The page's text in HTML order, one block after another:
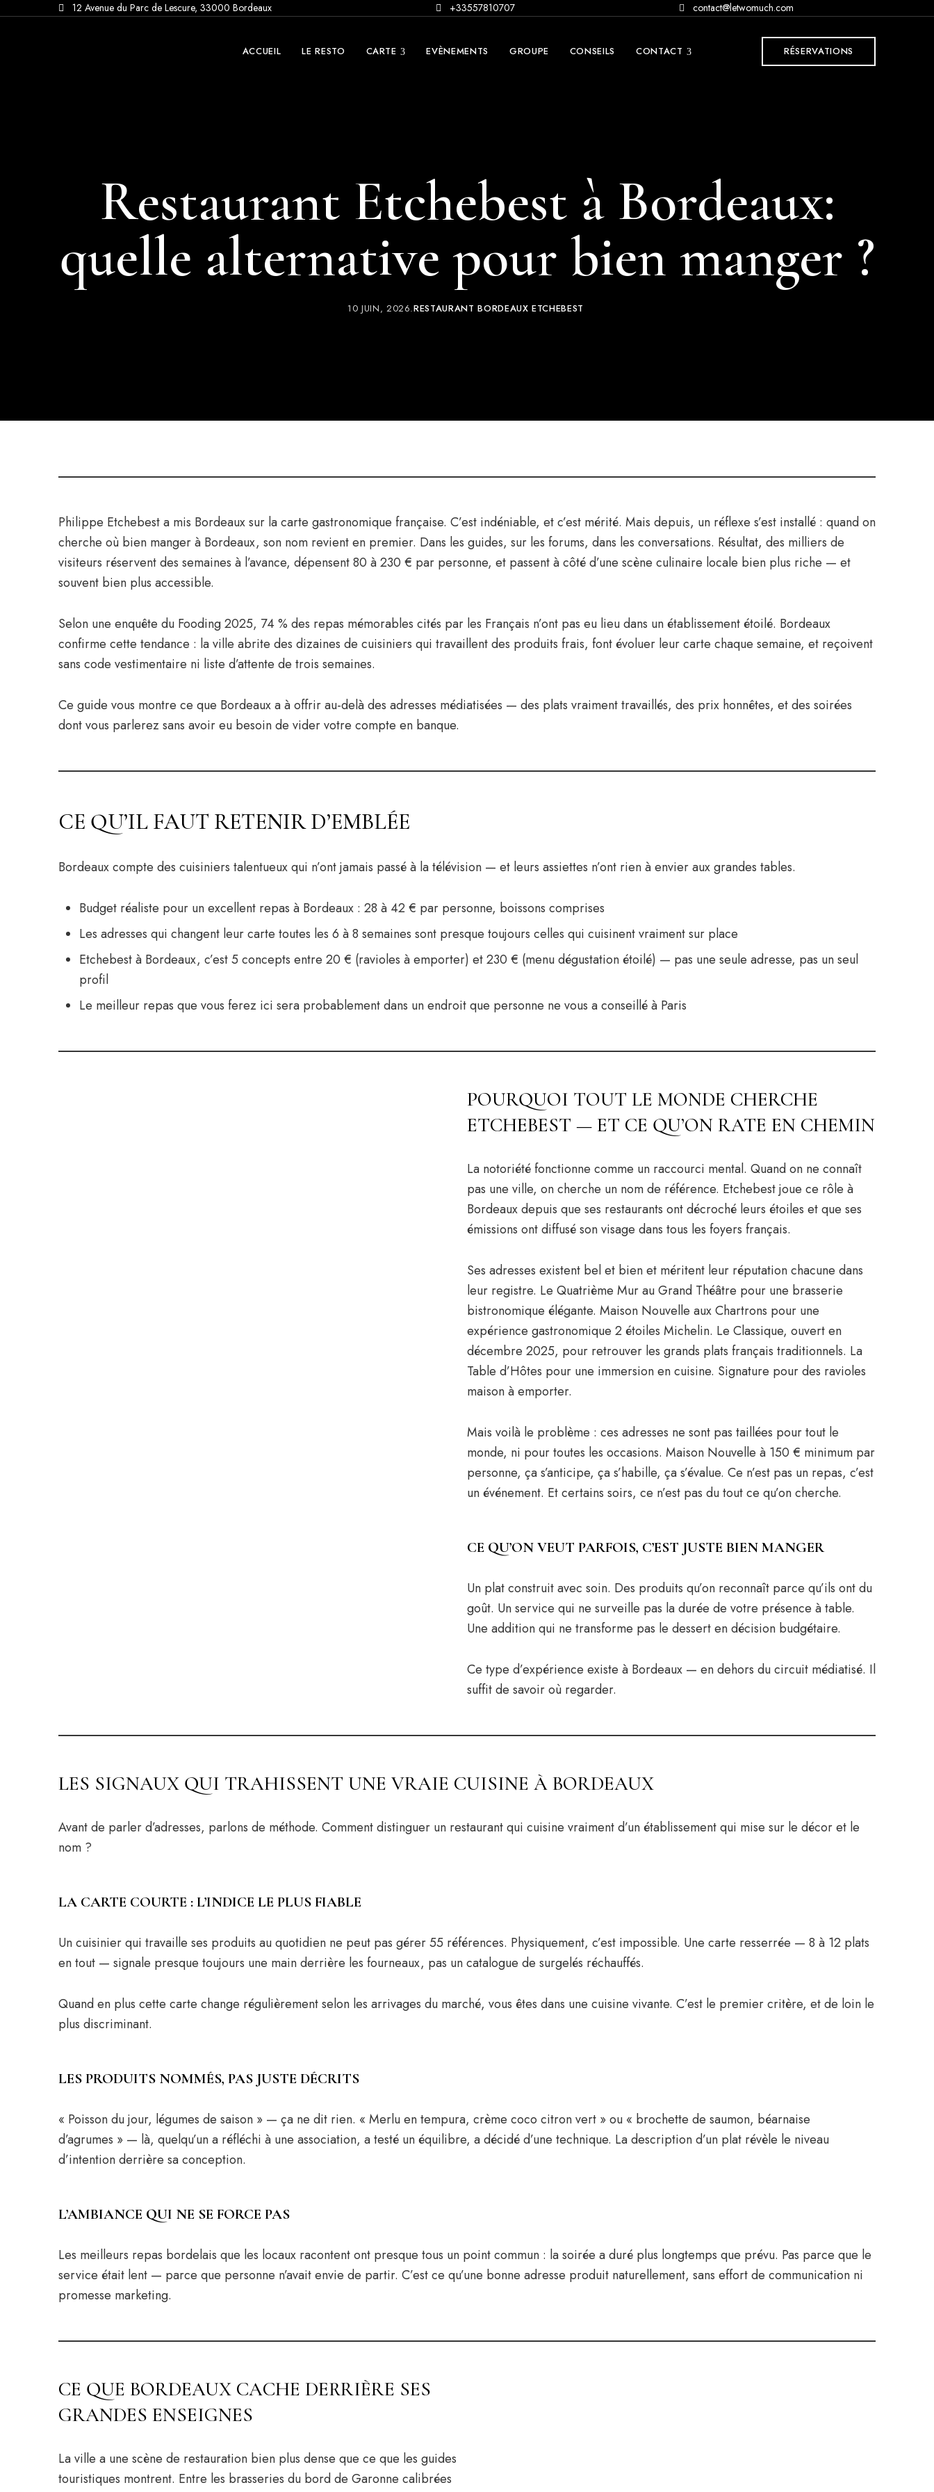
12 Avenue du Parc de Lescure, 33000 Bordeaux +33557810707 contact@letwomuch.com
ACCUEIL LE RESTO CARTE EVÈNEMENTS GROUPE CONSEILS CONTACT RÉSERVATIONS
Restaurant Etchebest à Bordeaux:
quelle alternative pour bien manger ?
10 JUIN, 2026 RESTAURANT BORDEAUX ETCHEBEST
Philippe Etchebest a mis Bordeaux sur la carte gastronomique française. C’est indéniable, et c’est mérité. Mais depuis, un réflexe s’est installé : quand on
cherche où bien manger à Bordeaux, son nom revient en premier. Dans les guides, sur les forums, dans les conversations. Résultat, des milliers de
visiteurs réservent des semaines à l’avance, dépensent 80 à 230 € par personne, et passent à côté d’une scène culinaire locale bien plus riche — et
souvent bien plus accessible.
Selon une enquête du Fooding 2025, 74 % des repas mémorables cités par les Français n’ont pas eu lieu dans un établissement étoilé. Bordeaux
confirme cette tendance : la ville abrite des dizaines de cuisiniers qui travaillent des produits frais, font évoluer leur carte chaque semaine, et reçoivent
sans code vestimentaire ni liste d’attente de trois semaines.
Ce guide vous montre ce que Bordeaux a à offrir au-delà des adresses médiatisées — des plats vraiment travaillés, des prix honnêtes, et des soirées
dont vous parlerez sans avoir eu besoin de vider votre compte en banque.
CE QU’IL FAUT RETENIR D’EMBLÉE
Bordeaux compte des cuisiniers talentueux qui n’ont jamais passé à la télévision — et leurs assiettes n’ont rien à envier aux grandes tables.
Budget réaliste pour un excellent repas à Bordeaux : 28 à 42 € par personne, boissons comprises
Les adresses qui changent leur carte toutes les 6 à 8 semaines sont presque toujours celles qui cuisinent vraiment sur place
Etchebest à Bordeaux, c’est 5 concepts entre 20 € (ravioles à emporter) et 230 € (menu dégustation étoilé) — pas une seule adresse, pas un seul
profil
Le meilleur repas que vous ferez ici sera probablement dans un endroit que personne ne vous a conseillé à Paris
POURQUOI TOUT LE MONDE CHERCHE
ETCHEBEST — ET CE QU’ON RATE EN CHEMIN
La notoriété fonctionne comme un raccourci mental. Quand on ne connaît
pas une ville, on cherche un nom de référence. Etchebest joue ce rôle à
Bordeaux depuis que ses restaurants ont décroché leurs étoiles et que ses
émissions ont diffusé son visage dans tous les foyers français.
Ses adresses existent bel et bien et méritent leur réputation chacune dans
leur registre. Le Quatrième Mur au Grand Théâtre pour une brasserie
bistronomique élégante. Maison Nouvelle aux Chartrons pour une
expérience gastronomique 2 étoiles Michelin. Le Classique, ouvert en
décembre 2025, pour retrouver les grands plats français traditionnels. La
Table d’Hôtes pour une immersion en cuisine. Signature pour des ravioles
maison à emporter.
Mais voilà le problème : ces adresses ne sont pas taillées pour tout le
monde, ni pour toutes les occasions. Maison Nouvelle à 150 € minimum par
personne, ça s’anticipe, ça s’habille, ça s’évalue. Ce n’est pas un repas, c’est
un événement. Et certains soirs, ce n’est pas du tout ce qu’on cherche.
CE QU’ON VEUT PARFOIS, C’EST JUSTE BIEN MANGER
Un plat construit avec soin. Des produits qu’on reconnaît parce qu’ils ont du
goût. Un service qui ne surveille pas la durée de votre présence à table.
Une addition qui ne transforme pas le dessert en décision budgétaire.
Ce type d’expérience existe à Bordeaux — en dehors du circuit médiatisé. Il
suffit de savoir où regarder.
LES SIGNAUX QUI TRAHISSENT UNE VRAIE CUISINE À BORDEAUX
Avant de parler d’adresses, parlons de méthode. Comment distinguer un restaurant qui cuisine vraiment d’un établissement qui mise sur le décor et le
nom ?
LA CARTE COURTE : L’INDICE LE PLUS FIABLE
Un cuisinier qui travaille ses produits au quotidien ne peut pas gérer 55 références. Physiquement, c’est impossible. Une carte resserrée — 8 à 12 plats
en tout — signale presque toujours une main derrière les fourneaux, pas un catalogue de surgelés réchauffés.
Quand en plus cette carte change régulièrement selon les arrivages du marché, vous êtes dans une cuisine vivante. C’est le premier critère, et de loin le
plus discriminant.
LES PRODUITS NOMMÉS, PAS JUSTE DÉCRITS
« Poisson du jour, légumes de saison » — ça ne dit rien. « Merlu en tempura, crème coco citron vert » ou « brochette de saumon, béarnaise
d’agrumes » — là, quelqu’un a réfléchi à une association, a testé un équilibre, a décidé d’une technique. La description d’un plat révèle le niveau
d’intention derrière sa conception.
L’AMBIANCE QUI NE SE FORCE PAS
Les meilleurs repas bordelais que les locaux racontent ont presque tous un point commun : la soirée a duré plus longtemps que prévu. Pas parce que le
service était lent — parce que personne n’avait envie de partir. C’est ce qu’une bonne adresse produit naturellement, sans effort de communication ni
promesse marketing.
CE QUE BORDEAUX CACHE DERRIÈRE SES
GRANDES ENSEIGNES
La ville a une scène de restauration bien plus dense que ce que les guides
touristiques montrent. Entre les brasseries du bord de Garonne calibrées